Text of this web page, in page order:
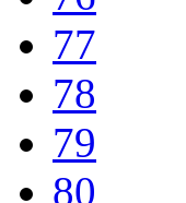
77
78
79
80